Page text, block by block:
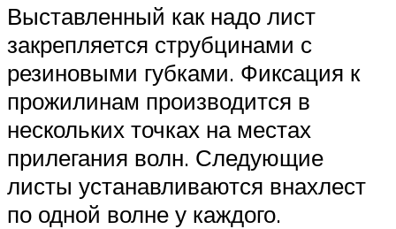
Выставленный как надо лист
закрепляется струбцинами с
резиновыми губками. Фиксация к
прожилинам производится в
нескольких точках на местах
прилегания волн. Следующие
листы устанавливаются внахлест
по одной волне у каждого.